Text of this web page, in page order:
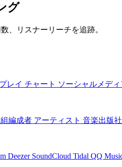
グ
、リスナーリーチを追跡。
レイ チャート ソーシャルメディ
編成者 アーティスト 音楽出版社
Deezer SoundCloud Tidal QQ